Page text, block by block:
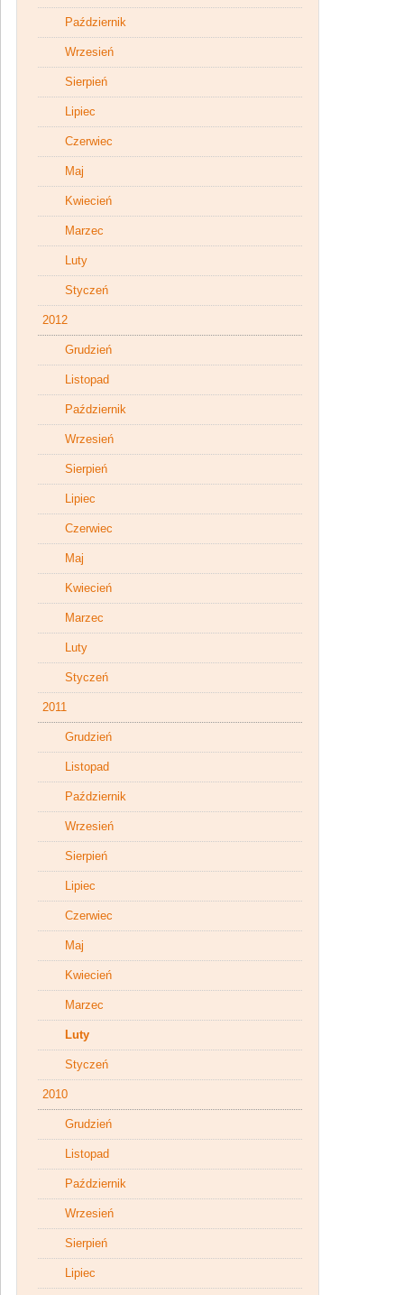
Październik
Wrzesień
Sierpień
Lipiec
Czerwiec
Maj
Kwiecień
Marzec
Luty
Styczeń
2012
Grudzień
Listopad
Październik
Wrzesień
Sierpień
Lipiec
Czerwiec
Maj
Kwiecień
Marzec
Luty
Styczeń
2011
Grudzień
Listopad
Październik
Wrzesień
Sierpień
Lipiec
Czerwiec
Maj
Kwiecień
Marzec
Luty
Styczeń
2010
Grudzień
Listopad
Październik
Wrzesień
Sierpień
Lipiec